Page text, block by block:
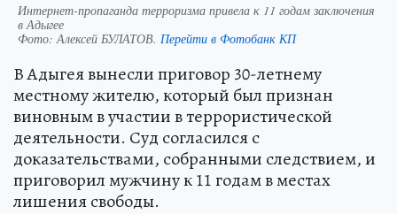
Интернет-пропаганда терроризма привела к 11 годам заключения
в Адыгее
Фото:Алексей БУЛАТОВ. Перейти в Фотобанк КП
В Адыгея вынесли приговор 30-летнему
местному жителю, который был признан
виновным в участии в террористической
деятельности. Суд согласился с
доказательствами, собранными следствием, и
приговорил мужчину к 11 годам в местах
лишения свободы.